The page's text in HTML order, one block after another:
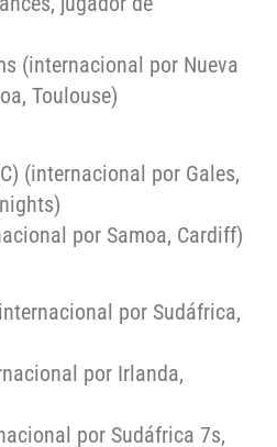
(internacional por Nueva
Toulouse)
(internacional por Gales,
por Samoa, Cardiff)
por Sudáfrica,
por Irlanda,
por Sudáfrica 7s,